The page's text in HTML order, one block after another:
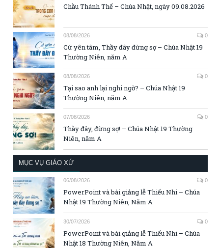
Chầu Thánh Thể – Chúa Nhật, ngày 09.08.2026
08/08/2026 0
Cứ yên tâm, Thầy đây đừng sợ – Chúa Nhật 19
Thường Niên, năm A
08/08/2026 0
Tại sao anh lại nghi ngờ? – Chúa Nhật 19
Thường Niên, năm A
07/08/2026 0
Thầy đây, đừng sợ! – Chúa Nhật 19 Thường
Niên, năm A
MỤC VỤ GIÁO XỨ
06/08/2026 0
PowerPoint và bài giảng lễ Thiếu Nhi – Chúa
Nhật 19 Thường Niên, Năm A
30/07/2026 0
PowerPoint và bài giảng lễ Thiếu Nhi – Chúa
Nhật 18 Thường Niên, Năm A